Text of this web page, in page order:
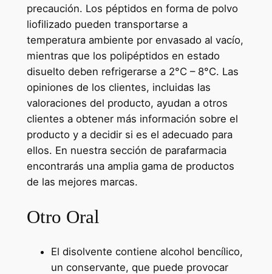
precaución. Los péptidos en forma de polvo
liofilizado pueden transportarse a
temperatura ambiente por envasado al vacío,
mientras que los polipéptidos en estado
disuelto deben refrigerarse a 2°C – 8°C. Las
opiniones de los clientes, incluidas las
valoraciones del producto, ayudan a otros
clientes a obtener más información sobre el
producto y a decidir si es el adecuado para
ellos. En nuestra sección de parafarmacia
encontrarás una amplia gama de productos
de las mejores marcas.
Otro Oral
El disolvente contiene alcohol bencílico,
un conservante, que puede provocar